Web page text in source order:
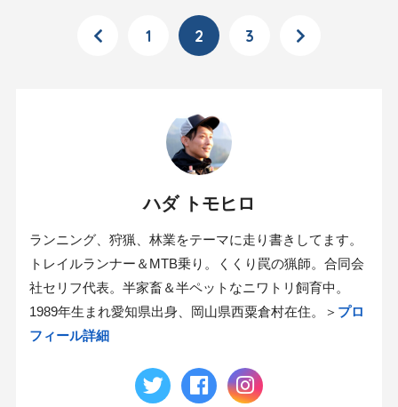
1 2 3
ハダ トモヒロ
ランニング、狩猟、林業をテーマに走り書きしてます。
トレイルランナー＆MTB乗り。くくり罠の猟師。合同会
社セリフ代表。半家畜＆半ペットなニワトリ飼育中。
1989年生まれ愛知県出身、岡山県西粟倉村在住。＞ プロ
フィール詳細